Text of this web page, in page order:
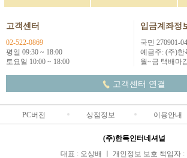
고객센터
02-522-0869
평일 09:30 ~ 18:00
토요일 10:00 ~ 18:00
입금계좌정
국민 270901-
예금주: (주)한
월~금 택배마
고객센터 연결
PC버전 상점정보 이용안내
(주)한독인터네셔널
대표 : 오상배 ㅣ 개인정보 보호 책임자 :